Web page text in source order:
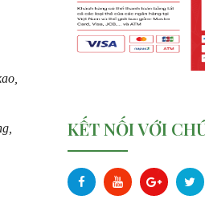
KẾT NỐI VỚI